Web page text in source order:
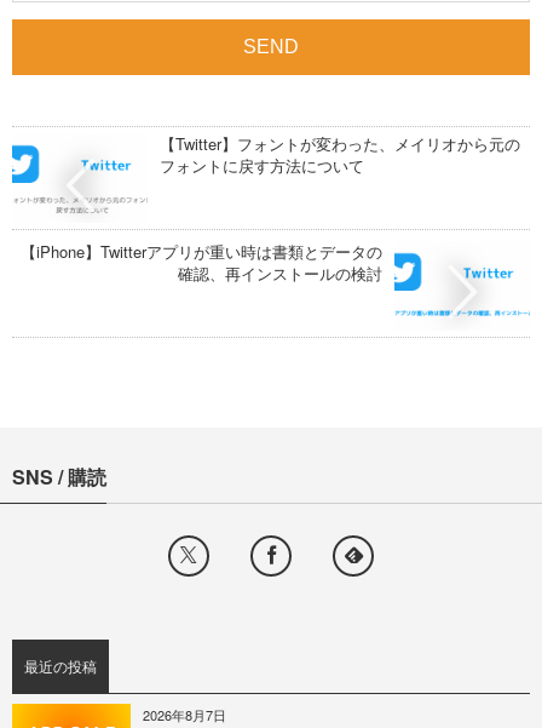
【Twitter】フォントが変わった、メイリオから元の
フォントに戻す方法について
【iPhone】Twitterアプリが重い時は書類とデータの
確認、再インストールの検討
SNS / 購読
最近の投稿
2026年8月7日